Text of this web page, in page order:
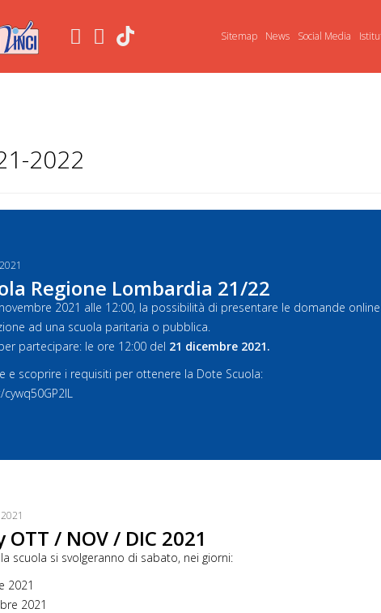
Sitemap News Social Media
.
2022
Regione Lombardia 21/22
2021 alle 12:00, la possibilità di presentare le domande
ad una scuola paritaria o pubblica.
partecipare: le ore 12:00 del 21 dicembre 2021.
e scoprire i requisiti per ottenere la Dote Scuola:
/ NOV / DIC 2021
scuola si svolgeranno di sabato, nei giorni:
2021
2021